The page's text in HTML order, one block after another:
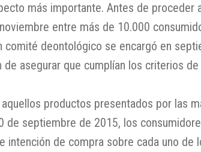
más importante. Antes de proceder
entre más de 10.000
comité deontológico se encargó en
asegurar que cumplían los criterios de
productos presentados por las
septiembre de 2015, los
intención de compra sobre cada uno de